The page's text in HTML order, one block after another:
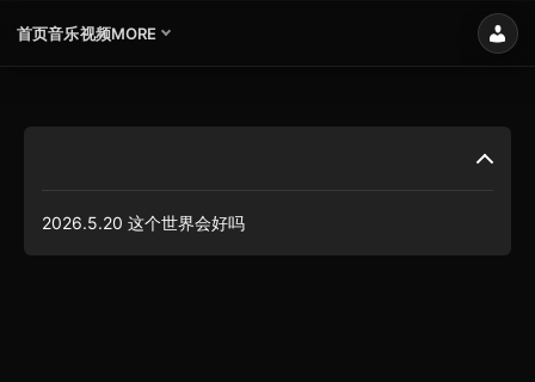
首页音乐视频MORE
2026.5.20 这个世界会好吗